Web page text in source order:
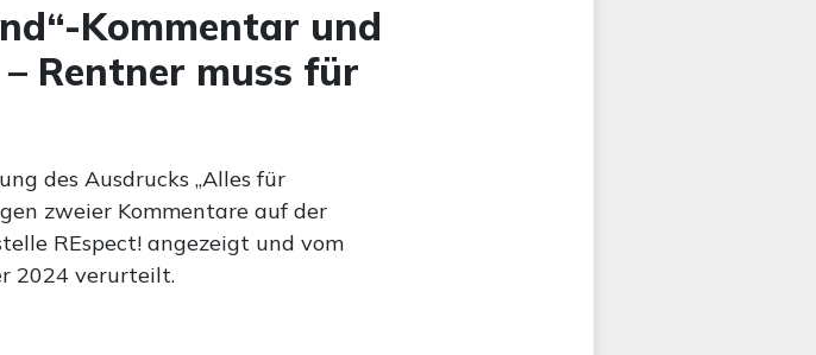
Kommentar und
Rentner muss für
des Ausdrucks „Alles für
zweier Kommentare auf der
REspect! angezeigt und vom
2024 verurteilt.